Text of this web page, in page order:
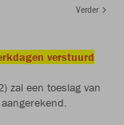
Verder
verstuurd
zal een toeslag van